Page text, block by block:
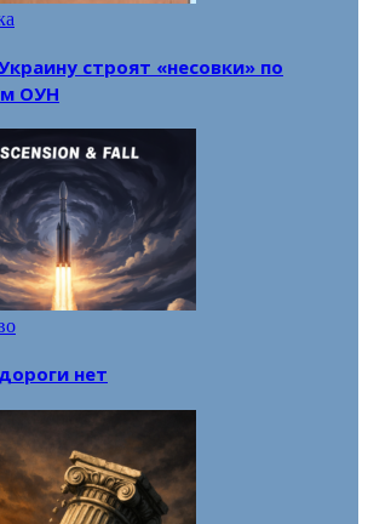
строят «несовки» по
ОУН
нет